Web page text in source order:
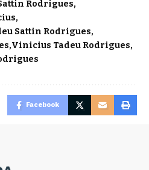
Rodrigues
Sattin Rodrigues
Vinicius Tadeu Rodrigues
Facebook